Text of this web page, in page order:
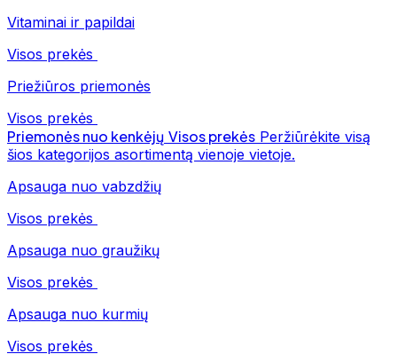
Vitaminai ir papildai
Visos prekės
Priežiūros priemonės
Visos prekės
Priemonės nuo kenkėjų Visos prekės Peržiūrėkite visą
šios kategorijos asortimentą vienoje vietoje.
Apsauga nuo vabzdžių
Visos prekės
Apsauga nuo graužikų
Visos prekės
Apsauga nuo kurmių
Visos prekės